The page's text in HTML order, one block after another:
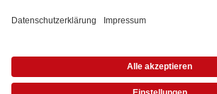
Bei Fragen zu Produkten oder der Bestellung
Mo. bis Sa.: 8:00 – 20:00 Uhr und